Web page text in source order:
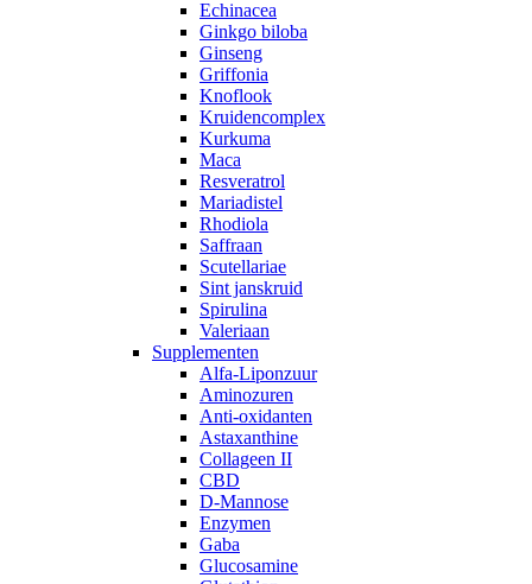
Echinacea
Ginkgo biloba
Ginseng
Griffonia
Knoflook
Kruidencomplex
Kurkuma
Maca
Resveratrol
Mariadistel
Rhodiola
Saffraan
Scutellariae
Sint janskruid
Spirulina
Valeriaan
Supplementen
Alfa-Liponzuur
Aminozuren
Anti-oxidanten
Astaxanthine
Collageen II
CBD
D-Mannose
Enzymen
Gaba
Glucosamine